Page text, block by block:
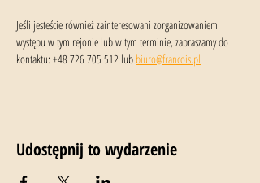
Jeśli jesteście również zainteresowani zorganizowaniem
występu w tym rejonie lub w tym terminie, zapraszamy do
kontaktu: +48 726 705 512 lub biuro@francois.pl
Udostępnij to wydarzenie